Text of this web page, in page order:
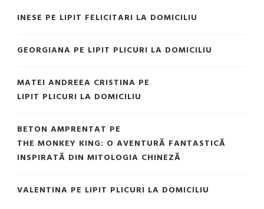
INESE PE LIPIT FELICITARI LA DOMICILIU
GEORGIANA PE LIPIT PLICURI LA DOMICILIU
MATEI ANDREEA CRISTINA PE
LIPIT PLICURI LA DOMICILIU
BETON AMPRENTAT PE
THE MONKEY KING: O AVENTURĂ FANTASTICĂ
INSPIRATĂ DIN MITOLOGIA CHINEZĂ
VALENTINA PE LIPIT PLICURI LA DOMICILIU